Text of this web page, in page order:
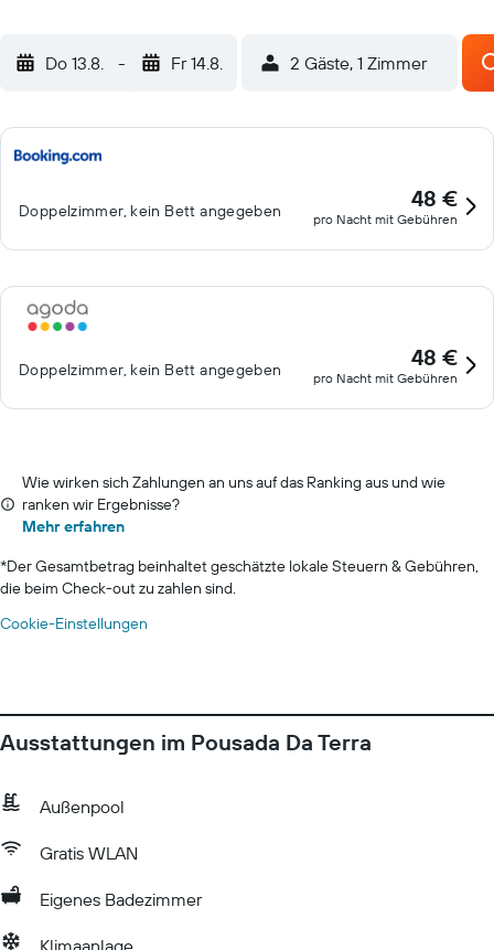
Do 13.8. - Fr 14.8. 2 Gäste, 1 Zimmer
Doppelzimmer, kein Bett angegeben 48 €
pro Nacht mit Gebühren
Doppelzimmer, kein Bett angegeben 48 €
pro Nacht mit Gebühren
Wie wirken sich Zahlungen an uns auf das Ranking aus und wie
ranken wir Ergebnisse?
Mehr erfahren
*Der Gesamtbetrag beinhaltet geschätzte lokale Steuern & Gebühren,
die beim Check-out zu zahlen sind.
Cookie-Einstellungen
Ausstattungen im Pousada Da Terra
Außenpool
Gratis WLAN
Eigenes Badezimmer
Klimaanlage